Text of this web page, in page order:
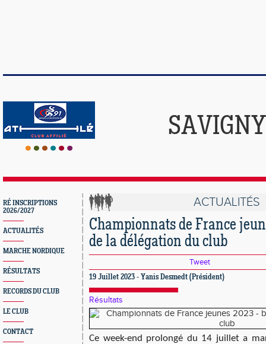
RÉ INSCRIPTIONS
2026/2027
ACTUALITÉS
MARCHE NORDIQUE
RÉSULTATS
RECORDS DU CLUB
LE CLUB
CONTACT
ACTUALITÉS
Championnats de France
de la délégation du club
Tweet
19 Juillet 2023 - Yanis Desmedt (Président)
Résultats
Ce week-end prolongé du 14 juillet a